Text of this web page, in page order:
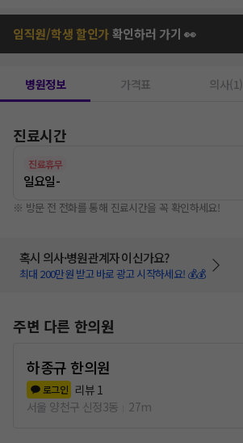
임직원/학생 할인가확인하러 가기 👀
병원정보 가격표 의사(1)
진료시간
진료휴무
일요일-
※ 방문 전 전화를 통해 진료시간을 꼭 확인하세요!
혹시 의사·병원관계자 이신가요?
최대 200만원 받고 바로 광고 시작하세요! 💰💰
주변 다른 한의원
하종규 한의원
로그인 리뷰 1
서울 양천구 신정3동
27m